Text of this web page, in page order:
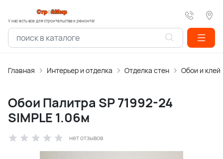
У нас есть все для строительства и ремонта!
Главная Интерьер и отделка Отделка стен Обои и клей
Обои Палитра SP 71992-24
SIMPLE 1.06м
нет отзывов